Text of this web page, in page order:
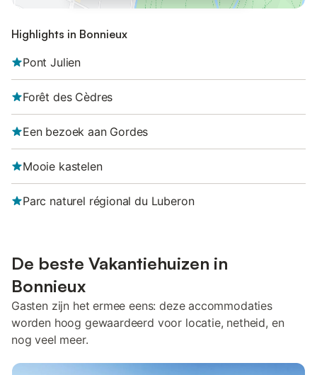
Highlights in Bonnieux
Pont Julien
Forêt des Cèdres
Een bezoek aan Gordes
Mooie kastelen
Parc naturel régional du Luberon
De beste Vakantiehuizen in
Bonnieux
Gasten zijn het ermee eens: deze accommodaties
worden hoog gewaardeerd voor locatie, netheid, en
nog veel meer.